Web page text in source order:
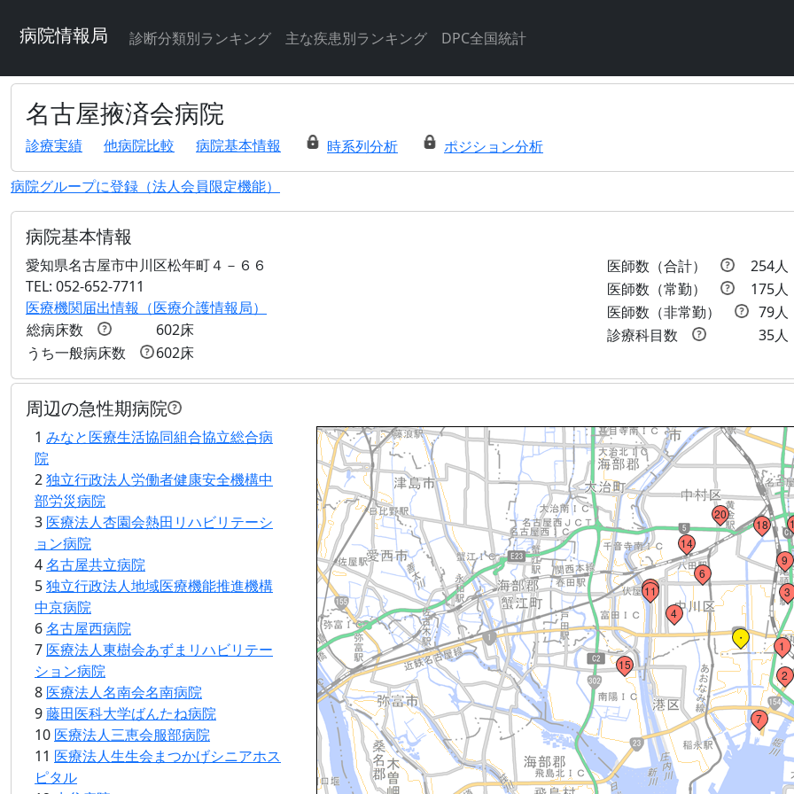
病院情報局 診断分類別ランキング 主な疾患別ランキング DPC全国統計
名古屋掖済会病院
診療実績 他病院比較 病院基本情報 時系列分析 ポジション分析
病院グループに登録（法人会員限定機能）
病院基本情報
愛知県名古屋市中川区松年町４－６６
TEL: 052-652-7711
医療機関届出情報（医療介護情報局）
総病床数
602床
うち一般病床数
602床
医師数（合計）
254人
医師数（常勤）
175人
医師数（非常勤）
79人
診療科目数
35人
周辺の急性期病院
1 みなと医療生活協同組合協立総合病
院
2独立行政法人労働者健康安全機構中
部労災病院
3 医療法人杏園会熱田リハビリテーシ
ョン病院
4名古屋共立病院
5独立行政法人地域医療機能推進機構
中京病院
6名古屋西病院
7 医療法人東樹会あずまリハビリテー
ション病院
8 医療法人名南会名南病院
9藤田医科大学ばんたね病院
10 医療法人三恵会服部病院
11 医療法人生生会まつかげシニアホス
ピタル
Loading...
・
1
2
3
4
6
7
9
11
13
14
15
18
20